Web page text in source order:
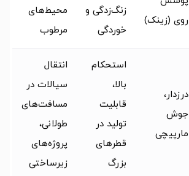
روی (زینک)
زنگ‌زدگی و
خوردگی
محیط‌های
مرطوب
درزدار،
جوش
مارپیچی
استحکام
بالا،
قابلیت
تولید در
قطرهای
بزرگ
انتقال
سیالات در
مسافت‌های
طولانی،
پروژه‌های
زیرساختی